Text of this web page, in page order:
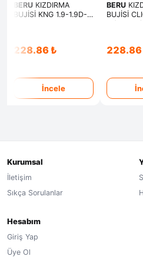
BERU KIZDIRMA
BUJİSİ KNG 1.9-1.9D-
1.9D(GEÇMELİ)
228.86 ₺
İncele
BERU
BUJİSİ
228.86
Kurumsal
İletişim
Sıkça Sorulanlar
Hesabım
Giriş Yap
Üye Ol